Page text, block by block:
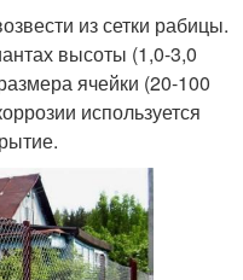
из сетки рабицы.
высоты (1,0-3,0
ячейки (20-100
используется